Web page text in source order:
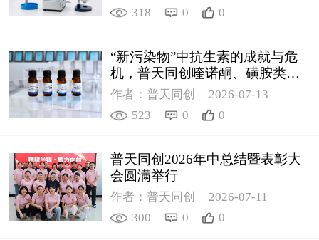
318
0 0
“新污染物”中抗生素的成就与危
机，普天同创喹诺酮、磺胺类质
控新品筑牢环境安全防线
作者：普天同创
2026-07-13
523
0 0
普天同创2026年中总结暨表彰大
会圆满举行
作者：普天同创
2026-07-11
300
0 0